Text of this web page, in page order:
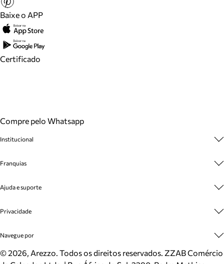
Baixe o APP
Certificado
Compre pelo Whatsapp
Institucional
Cashback
Venda Corporativa
Mapa do Site
Inverno
Mundo Arezzo
Franquias
Plano de Negócio
Ajuda e suporte
Cadastro
Meus Pedidos
Trocas e Devoluções
Privacidade
Politica e Privacidade
Navegue por
Sapatos
©2026, Arezzo. Todos os direitos reservados. ZZAB Comércio